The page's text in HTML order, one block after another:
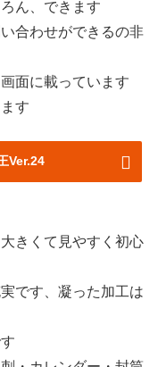
ん、できます
合わせができるの非
面に載っています
す
Ver.24
きくて見やすく初心
です、凝った加工は